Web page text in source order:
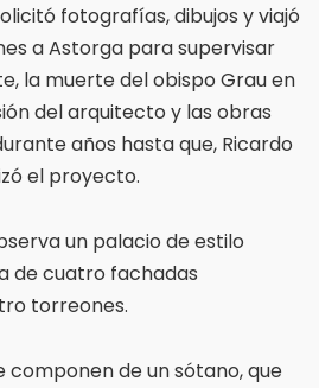
fotografías, dibujos y viajó
a Astorga para supervisar
la muerte del obispo Grau en
del arquitecto y las obras
años hasta que, Ricardo
el proyecto.
un palacio de estilo
de cuatro fachadas
torreones.
componen de un sótano, que